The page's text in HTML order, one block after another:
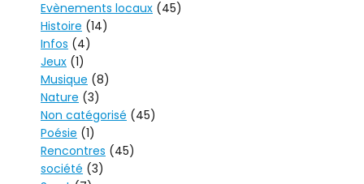
N
A
T
I
V
E
:
Evènements locaux (45)
Histoire (14)
Infos (4)
Jeux (1)
Musique (8)
Nature (3)
Non catégorisé (45)
Poésie (1)
Rencontres (45)
société (3)